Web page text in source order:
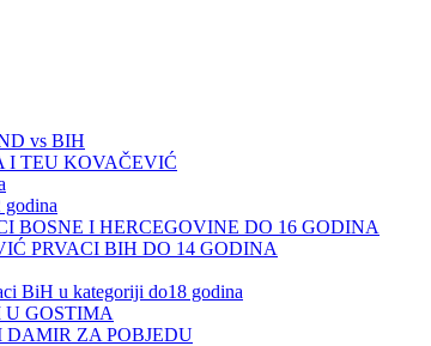
vs BIH
I TEU KOVAČEVIĆ
BOSNE I HERCEGOVINE DO 16 GODINA
PRVACI BIH DO 14 GODINA
BiH u kategoriji do18 godina
U GOSTIMA
DAMIR ZA POBJEDU